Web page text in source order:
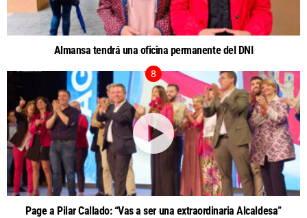
Almansa tendrá una oficina permanente del DNI
Page a Pilar Callado: “Vas a ser una extraordinaria Alcaldesa”